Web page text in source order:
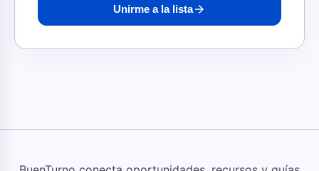
Unirme a la listaarrow_forward